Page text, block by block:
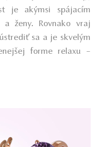
je akýmsi spájacím
a ženy. Rovnako vraj
sa a je skvelým
forme relaxu –